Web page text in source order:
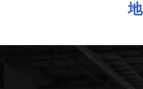
地